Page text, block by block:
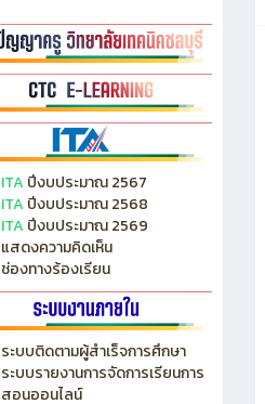
ITAปีงบประมาณ 2567
ITAปีงบประมาณ 2568
ปีงบประมาณ 2569
แสดงความคิดเห็น
ช่องทางร้องเรียน